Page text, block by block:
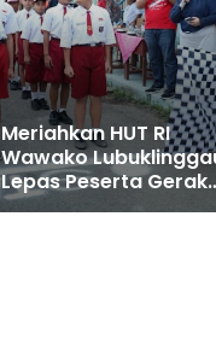
Meriahkan HUT RI
Wawako
Lepas Peserta Gerak
Jalan